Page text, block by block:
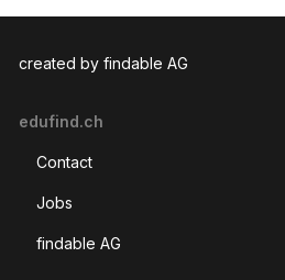
created by findable AG
edufind.ch
Contact
Jobs
findable AG